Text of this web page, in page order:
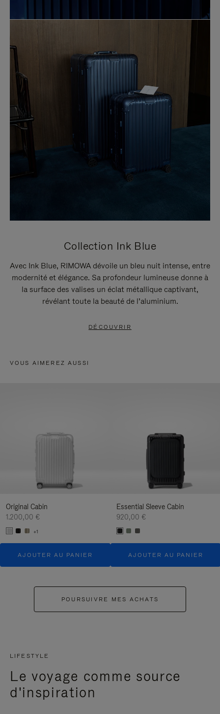
Collection Ink Blue
Avec Ink Blue, RIMOWA dévoile un bleu nuit intense, entre
modernité et élégance. Sa profondeur lumineuse donne à
la surface des valises un éclat métallique captivant,
révélant toute la beauté de l’aluminium.
DÉCOUVRIR
VOUS AIMEREZ AUSSI
Original Cabin
1.200,00 €
+1
AJOUTER AU PANIER
Essential Sleeve Cabin
920,00 €
AJOUTER AU PANIER
POURSUIVRE MES ACHATS
LIFESTYLE
Le voyage comme source
d'inspiration